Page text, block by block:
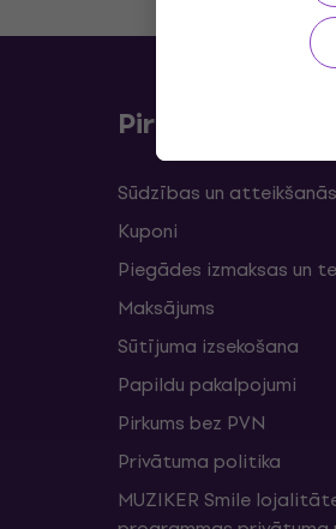
Pirkums
Sūdzības un
Kuponi
Piegādes izmaksas un
Maksājums
Sūtījuma izsekošana
Papildu pakalpojumi
Pirkums bez PVN
Privātuma politika
MUZIKER Smile